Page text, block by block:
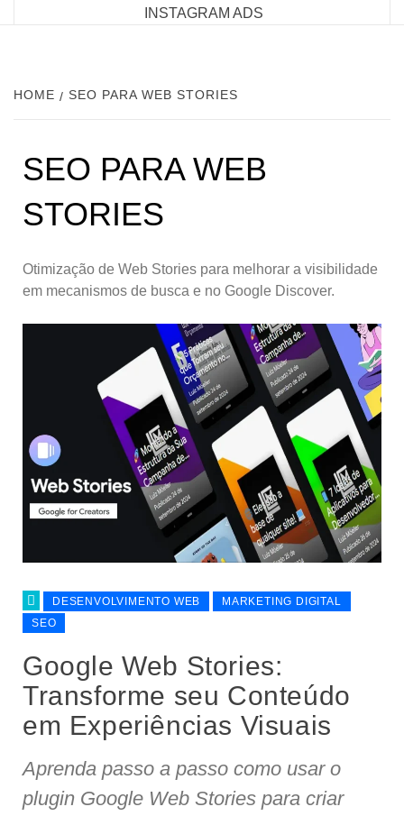
INSTAGRAM ADS
HOME SEO PARA WEB STORIES
SEO PARA WEB
STORIES
Otimização de Web Stories para melhorar a visibilidade
em mecanismos de busca e no Google Discover.
DESENVOLVIMENTO WEB
MARKETING DIGITAL
SEO
Google Web Stories:
Transforme seu Conteúdo
em Experiências Visuais
Aprenda passo a passo como usar o
plugin Google Web Stories para criar